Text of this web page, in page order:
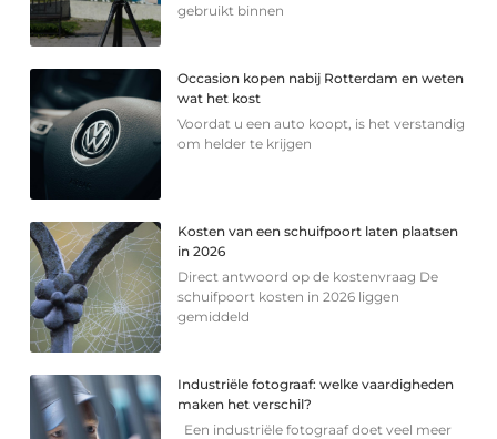
gebruikt binnen
Occasion kopen nabij Rotterdam en weten
wat het kost
Voordat u een auto koopt, is het verstandig
om helder te krijgen
Kosten van een schuifpoort laten plaatsen
in 2026
Direct antwoord op de kostenvraag De
schuifpoort kosten in 2026 liggen
gemiddeld
Industriële fotograaf: welke vaardigheden
maken het verschil?
Een industriële fotograaf doet veel meer